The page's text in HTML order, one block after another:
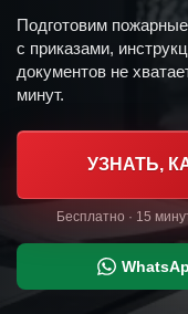
Подготовим
с приказами,
документов не
минут.
УЗНАТЬ,
Бесплатно · 15